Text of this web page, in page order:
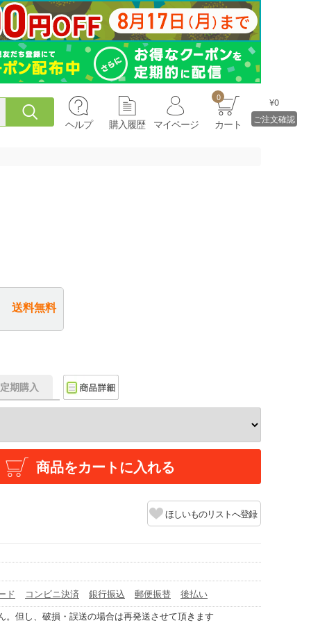
ヘルプ 購入履歴 マイページ
0
カート
¥0
ご注文確認
送料無料
期購入
商品をカートに入れる
ほしいものリストへ登録
ド コンビニ決済 銀行振込 郵便振替
後払い
。但し、破損・誤送の場合は再発送させて頂きます